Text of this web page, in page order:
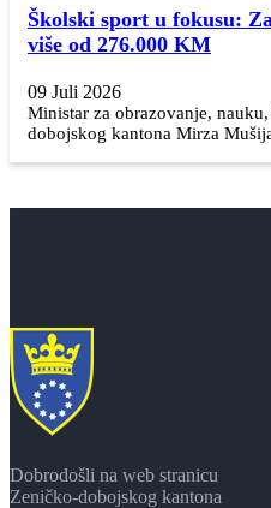
Školski sport u fokusu:
više od 276.000 KM
09 Juli 2026
Ministar za obrazovanje,
dobojskog kantona Mirza
Dobrodošli na web stranicu
Zeničko-dobojskog kantona